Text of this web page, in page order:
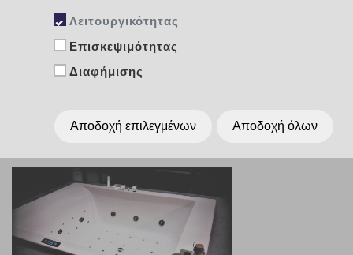
Ταξινόμηση :
Λειτουργικότητας
Επισκεψιμότητας
Διαφήμισης
Αποδοχή επιλεγμένων Αποδοχή όλων